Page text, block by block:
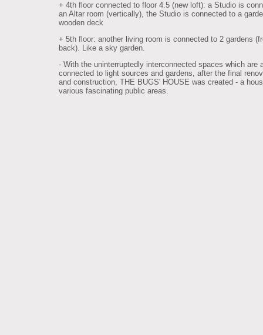
+ 4th floor connected to floor 4.5 (new loft): a Studio is
an Altar room (vertically), the Studio is connected to a
wooden deck
+ 5th floor: another living room is connected to 2 gardens
back). Like a sky garden.
- With the uninterruptedly interconnected spaces which are
connected to light sources and gardens, after the final
and construction, THE BUGS' HOUSE was created - a
various fascinating public areas.